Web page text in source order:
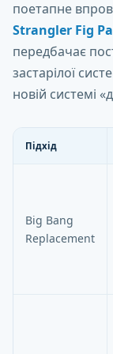
поетапне
Strangler Fig
передбачає
застарілої
новій системі
Підхід
Big Bang
Replacement